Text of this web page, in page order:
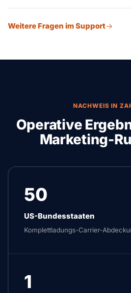
Equipment-Typ, Abholdatum,
Weitere Fragen im Support
NACHWEIS IN
Operative
Marketing-
50
US-Bundesstaaten
Komplettladungs-Carrier-
1